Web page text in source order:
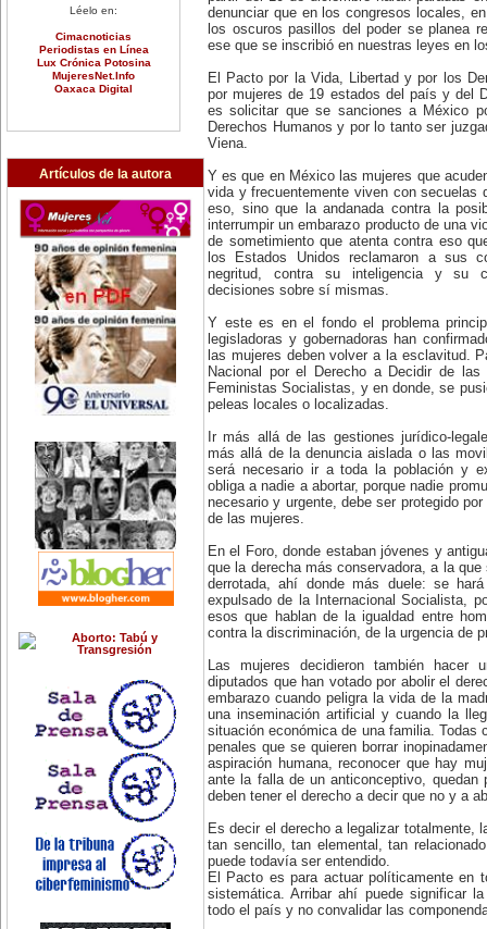
Léelo en:
Cimacnoticias
Periodistas en Línea
Lux Crónica Potosina
MujeresNet.Info
Oaxaca Digital
Artículos de la autora
denunciar que en los congresos locales,
los oscuros pasillos del poder se planea
ese que se inscribió en nuestras leyes en
El Pacto por la Vida, Libertad y por los
por mujeres de 19 estados del país y del
es solicitar que se sanciones a México
Derechos Humanos y por lo tanto ser
Viena.
Y es que en México las mujeres que
vida y frecuentemente viven con secuelas
eso, sino que la andanada contra la
interrumpir un embarazo producto de una
de sometimiento que atenta contra eso
los Estados Unidos reclamaron a sus
negritud, contra su inteligencia y su
decisiones sobre sí mismas.
Y este es en el fondo el problema
legisladoras y gobernadoras han
las mujeres deben volver a la esclavitud.
Nacional por el Derecho a Decidir de
Feministas Socialistas, y en donde, se
peleas locales o localizadas.
Ir más allá de las gestiones jurídico-
más allá de la denuncia aislada o las
será necesario ir a toda la población y
obliga a nadie a abortar, porque nadie
necesario y urgente, debe ser protegido
de las mujeres.
En el Foro, donde estaban jóvenes y
que la derecha más conservadora, a la
derrotada, ahí donde más duele: se
expulsado de la Internacional Socialista,
esos que hablan de la igualdad entre
contra la discriminación, de la urgencia de
Las mujeres decidieron también
diputados que han votado por abolir el
embarazo cuando peligra la vida de la
una inseminación artificial y cuando la
situación económica de una familia. Todas
penales que se quieren borrar
aspiración humana, reconocer que hay
ante la falla de un anticonceptivo, quedan
deben tener el derecho a decir que no y a
Es decir el derecho a legalizar totalmente,
tan sencillo, tan elemental, tan
puede todavía ser entendido.
El Pacto es para actuar políticamente en
sistemática. Arribar ahí puede significar
todo el país y no convalidar las